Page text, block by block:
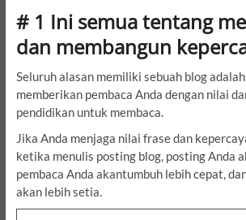
# 1 Ini semua tentang
dan membangun
Seluruh alasan memiliki sebuah blog
memberikan pembaca Anda dengan nilai
pendidikan untuk membaca.
Jika Anda menjaga nilai frase dan
ketika menulis posting blog, posting Anda
pembaca Anda akantumbuh lebih cepat,
akan lebih setia.